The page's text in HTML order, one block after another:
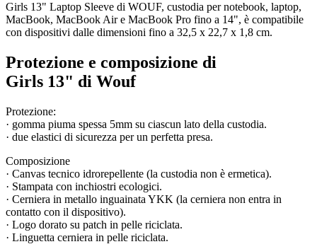
Girls 13" Laptop Sleeve di WOUF, custodia per notebook, laptop,
MacBook, MacBook Air e MacBook Pro fino a 14", è compatibile
con dispositivi dalle dimensioni fino a 32,5 x 22,7 x 1,8 cm.
Protezione e composizione di
Girls 13" di Wouf
Protezione:
· gomma piuma spessa 5mm su ciascun lato della custodia.
· due elastici di sicurezza per un perfetta presa.
Composizione
· Canvas tecnico idrorepellente (la custodia non è ermetica).
· Stampata con inchiostri ecologici.
· Cerniera in metallo inguainata YKK (la cerniera non entra in
contatto con il dispositivo).
· Logo dorato su patch in pelle riciclata.
· Linguetta cerniera in pelle riciclata.